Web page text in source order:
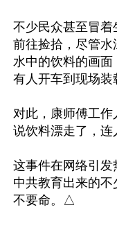
不少民众甚至冒
前往捡拾，尽管
水中的饮料的画
有人开车到现场装
对此，康师傅工作
说饮料漂走了，连
这事件在网络引发
中共教育出来的